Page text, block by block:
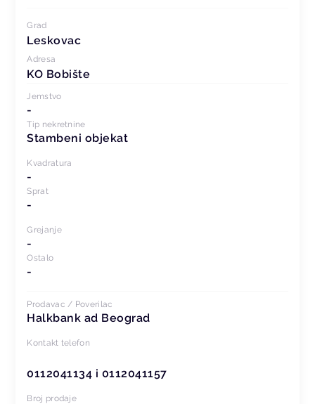
Grad
Leskovac
Adresa
KO Bobište
Jemstvo
-
Tip nekretnine
Stambeni objekat
Kvadratura
-
Sprat
-
Grejanje
-
Ostalo
-
Prodavac / Poverilac
Halkbank ad Beograd
Kontakt telefon
0112041134 i 0112041157
Broj prodaje